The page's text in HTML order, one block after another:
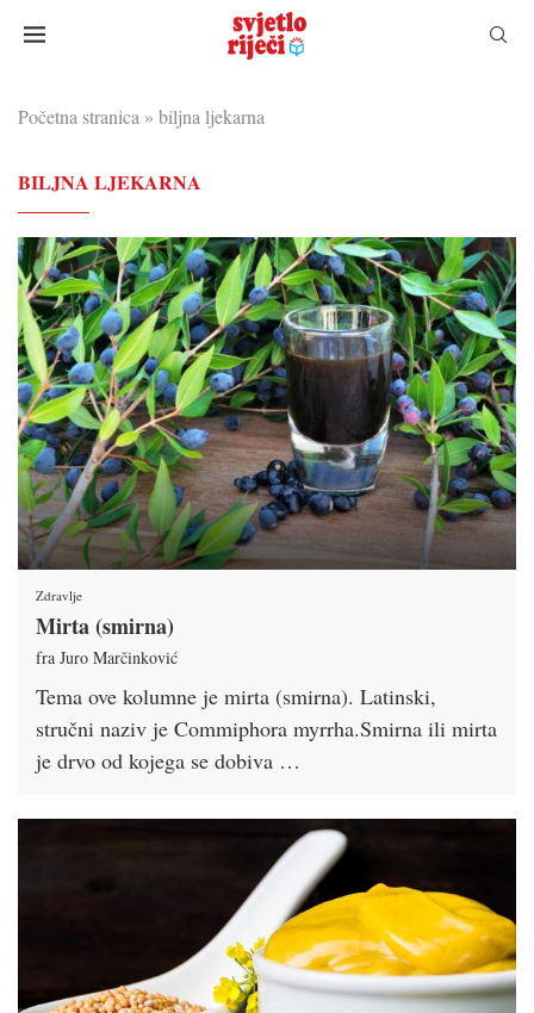
Početna stranica » biljna ljekarna
BILJNA LJEKARNA
Zdravlje
Mirta (smirna)
fra Juro Marčinković
Tema ove kolumne je mirta (smirna). Latinski,
stručni naziv je Commiphora myrrha.Smirna ili mirta
je drvo od kojega se dobiva …